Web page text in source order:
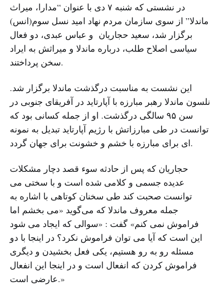
در نشستی که شنبه ۷ دی با عنوان “مدارا، میراث
ماندلا” از سوی سازمان مردم‌ نهاد امید نسل سوم(انس)
برگزار شد، سعید حجاریان و عباس عبدی، دو فعال
سیاسی اصلاح طلب، درباره ماندلا و میراثش به ایراد
سخن پرداختند.
این نشست به مناسبت درگذشت ماندلا برگزار شد.
نلسون ماندلا رهبر مبارزه با آپارتاید در آفریقای جنوبی در
سن ۹۵ سالگی درگذشت. او از جمله کسانی بود که
توانست در طی مبارزاتش با رژیم آپارتاید تبدیل به نمونه
ای برای مبارزه با خشم و خشونت برای جهان گردد.
حجاریان که پس از حادثه سوء قصد دچار مشکلات
عدیده جسمی و کلامی شده است و با سختی می
توانست صحبت کند طی سخنان کوتاهی با اشاره به
جمله معروف ماندلا که می‌گوید «می‌ بخشم اما
فراموش نمی کنم» گفت : «سوالی که ایجاد می ‌شود
این است که آیا می توان فراموش نکرد؟ در اینجا با دو
مسئله رو به رو هستیم، یکی فعل بخشیدن و دیگری
فراموش کردن که انفعال است و در اینجا این انفعال
عارضی است.»